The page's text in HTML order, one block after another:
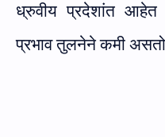
ध्रुवीय प्रदेशांत आहेत
प्रभाव तुलनेने कमी